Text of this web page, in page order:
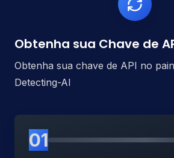
Obtenha sua Chave de
Obtenha sua chave de API no
Detecting-AI
01